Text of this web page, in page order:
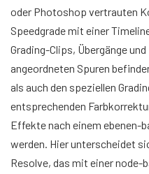
oder Photoshop vertrauten
Speedgrade mit einer
Grading-Clips, Übergänge
angeordneten Spuren
als auch den speziellen
entsprechenden
Effekte nach einem ebenen-
werden. Hier unterscheidet
Resolve, das mit einer node-